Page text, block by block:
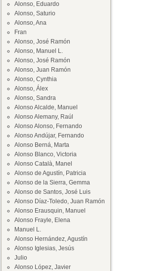
Alonso, Eduardo
Alonso, Saturio
Alonso, Ana
Fran
Alonso, José Ramón
Alonso, Manuel L.
Alonso, José Ramón
Alonso, Juan Ramón
Alonso, Cynthia
Alonso, Álex
Alonso, Sandra
Alonso Alcalde, Manuel
Alonso Alemany, Raúl
Alonso Alonso, Fernando
Alonso Andújar, Fernando
Alonso Berná, Marta
Alonso Blanco, Victoria
Alonso Català, Manel
Alonso de Agustín, Patricia
Alonso de la Sierra, Gemma
Alonso de Santos, José Luis
Alonso Díaz-Toledo, Juan Ramón
Alonso Erausquin, Manuel
Alonso Frayle, Elena
Manuel L.
Alonso Hernández, Agustín
Alonso Iglesias, Jesús
Julio
Alonso López, Javier